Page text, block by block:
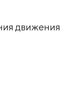
движения